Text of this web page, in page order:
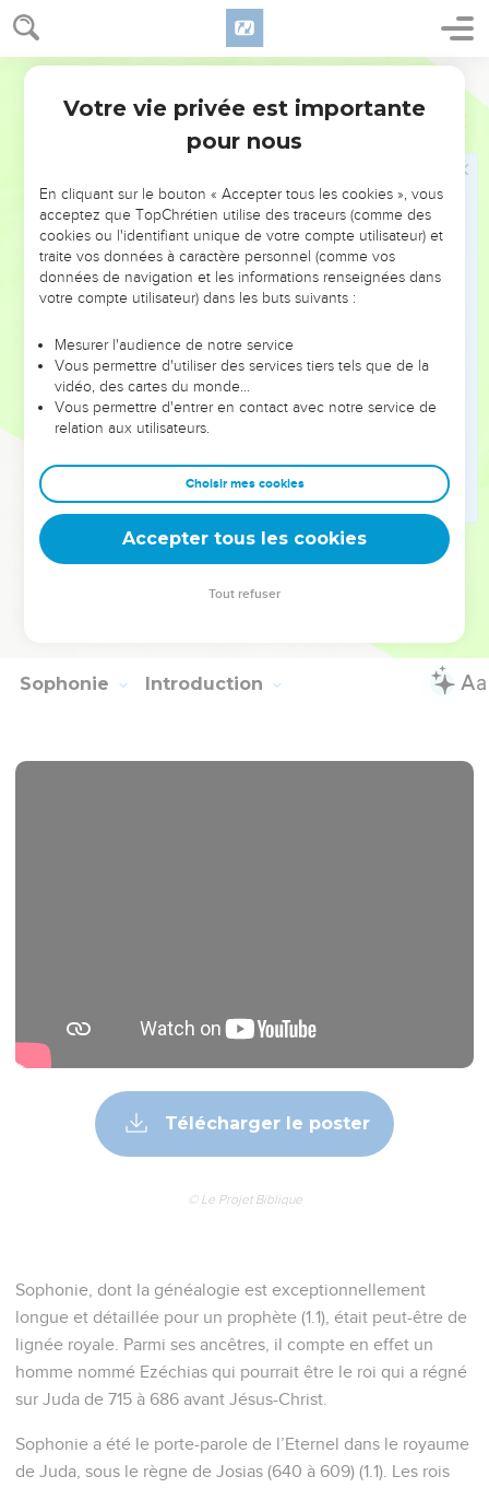
Habacuc 3
8
הֲבִנְהָרִים֙ חָרָ֣ה יְהוָ֔ה אִ֤ם בַּנְּהָרִים֙ אַפֶּ֔ךָ אִם־בַּיָּ֖ם עֶבְרָתֶ֑ךָ כִּ֤י תִרְכַּב֙
עֶרְיָ֤ה תֵעוֹר֙ קַשְׁתֶּ֔ךָ שְׁבֻע֥וֹת מַטּ֖וֹת אֹ֣מֶר סֶ֑לָה נְהָר֖וֹת תְּבַקַּע־אָֽרֶץ׃
רָא֤וּךָ יָחִ֙ילוּ֙ הָרִ֔ים זֶ֥רֶם מַ֖יִם עָבָ֑ר נָתַ֤ן תְּהוֹם֙ קוֹל֔וֹ ר֖וֹם יָדֵ֥יהוּ נָשָֽׂא׃
שֶׁ֥מֶשׁ יָרֵ֖חַ עָ֣מַד זְבֻ֑לָה לְא֤וֹר חִצֶּ֙יךָ֙ יְהַלֵּ֔כוּ לְנֹ֖גַהּ בְּרַ֥ק חֲנִיתֶֽךָ׃
12
יָצָ֙אתָ֙ לְיֵ֣שַׁע עַמֶּ֔ךָ לְיֵ֖שַׁע אֶת־מְשִׁיחֶ֑ךָ מָחַ֤צְתָּ רֹּאשׁ֙ מִבֵּ֣ית רָשָׁ֔ע עָר֛וֹת
יְס֥וֹד עַד־צַוָּ֖אר סֶֽלָה׃
נָקַ֤בְתָּ בְמַטָּיו֙ רֹ֣אשׁ *פרזו **פְּרָזָ֔יו יִסְעֲר֖וּ לַהֲפִיצֵ֑נִי עֲלִ֣יצֻתָ֔ם
כְּמוֹ־לֶאֱכֹ֥ל עָנִ֖י בַּמִּסְתָּֽר׃
שָׁמַ֣עְתִּי ׀ וַתִּרְגַּ֣ז בִּטְנִ֗י לְקוֹל֙ צָלֲל֣וּ שְׂפָתַ֔י יָב֥וֹא רָקָ֛ב בַּעֲצָמַ֖י וְתַחְתַּ֣י
אֶרְגָּ֑ז אֲשֶׁ֤ר אָנ֙וּחַ֙ לְי֣וֹם צָרָ֔ה לַעֲל֖וֹת לְעַ֥ם יְגוּדֶֽנּוּ׃
כִּֽי־תְאֵנָ֣ה לֹֽא־תִפְרָ֗ח וְאֵ֤ין יְבוּל֙ בַּגְּפָנִ֔ים כִּחֵשׁ֙ מַעֲשֵׂה־זַ֔יִת וּשְׁדֵמ֖וֹת
וַאֲנִ֖י בַּיהוָ֣ה אֶעְל֑וֹזָה אָגִ֖ילָה בֵּאלֹהֵ֥י יִשְׁעִֽי׃
יְהוִ֤הּ אֲדֹנָי֙ חֵילִ֔י וַיָּ֤שֶׂם רַגְלַי֙ כָּֽאַיָּל֔וֹת וְעַ֥ל בָּמוֹתַ֖י יַדְרִכֵ֑נִי לַמְנַצֵּ֖חַ
בִּנְגִינוֹתָֽי׃
Hébreu : © Westminster Leningrad Codex - tanach.us --- Grec : © 2010 by the
Sophonie Introduction
Télécharger le poster
© Le Projet Biblique
Sophonie, dont la généalogie est exceptionnellement
longue et détaillée pour un prophète (1.1), était peut-être de
lignée royale. Parmi ses ancêtres, il compte en effet un
homme nommé Ezéchias qui pourrait être le roi qui a régné
sur Juda de 715 à 686 avant Jésus-Christ.
Sophonie a été le porte-parole de l’Eternel dans le royaume
de Juda, sous le règne de Josias (640 à 609) (1.1). Les rois
Votre vie privée est importante
pour nous
En cliquant sur le bouton « Accepter tous les cookies », vous
acceptez que TopChrétien utilise des traceurs (comme des
cookies ou l'identifiant unique de votre compte utilisateur) et
traite vos données à caractère personnel (comme vos
données de navigation et les informations renseignées dans
votre compte utilisateur) dans les buts suivants :
Mesurer l'audience de notre service
Vous permettre d'utiliser des services tiers tels que de la
vidéo, des cartes du monde…
Vous permettre d'entrer en contact avec notre service de
relation aux utilisateurs.
Choisir mes cookies
Accepter tous les cookies
Tout refuser